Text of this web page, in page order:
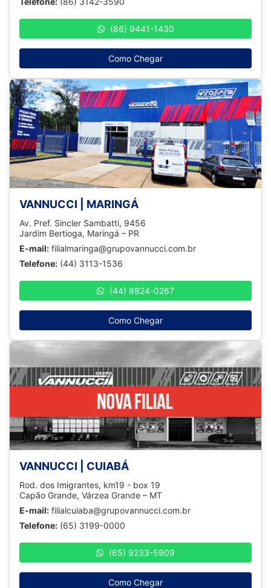
(86) 9441-1430
Como Chegar
VANNUCCI | MARINGÁ
Av. Pref. Sincler Sambatti, 9456
Jardim Bertioga, Maringá – PR
E-mail: filialmaringa@grupovannucci.com.br
Telefone: (44) 3113-1536
(44) 8824-0267
Como Chegar
VANNUCCI | CUIABÁ
Rod. dos Imigrantes, km19 - box 19
Capão Grande, Várzea Grande – MT
E-mail: filialcuiaba@grupovannucci.com.br
Telefone: (65) 3199-0000
(65) 9233-5909
Como Chegar